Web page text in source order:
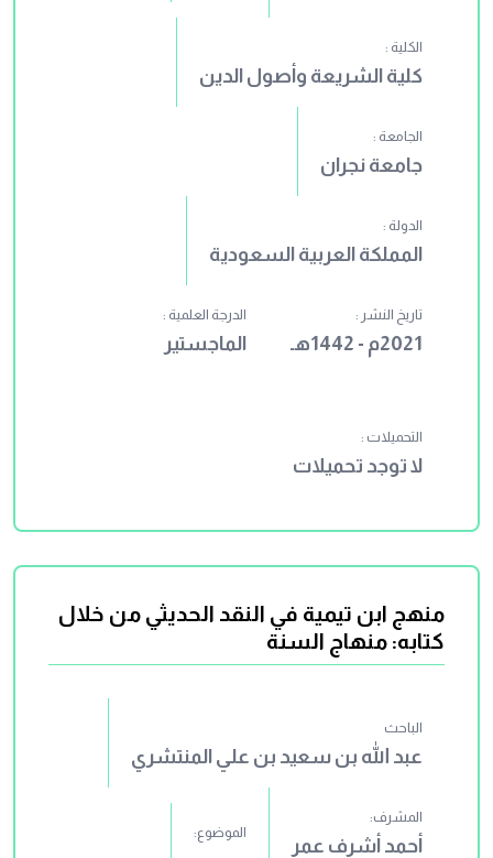
الكلية :
كلية الشريعة وأصول الدين
الجامعة :
جامعة نجران
الدولة :
المملكة العربية السعودية
تاريخ النشر :
2021م - 1442هـ
الدرجة العلمية :
الماجستير
التحميلات :
لا توجد تحميلات
منهج ابن تيمية في النقد الحديثي من خلال
كتابه: منهاج السنة
الباحث
عبد الله بن سعيد بن علي المنتشري
المشرف:
أحمد أشرف عمر
الموضوع: